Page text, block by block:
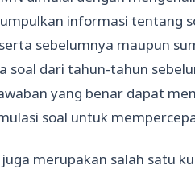
informasi tentang
sebelumnya maupun
soal dari tahun-tahun
yang benar dapat
soal untuk
merupakan salah satu